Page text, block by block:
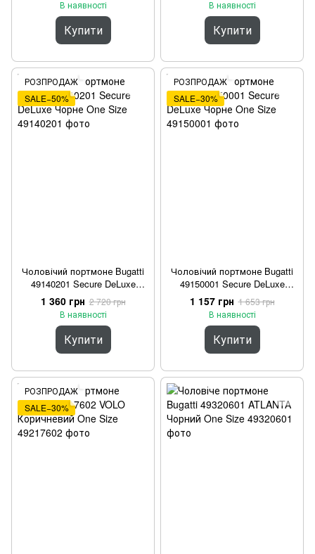
В наявності
Купити
В наявності
Купити
РОЗПРОДАЖ
SALE−50%
Чоловічий портмоне Bugatti
49140201 Secure DeLuxe
Чорне One Size
1 360 грн 2 720 грн
В наявності
Купити
РОЗПРОДАЖ
SALE−30%
Чоловічий портмоне Bugatti
49150001 Secure DeLuxe
Чорне One Size
1 157 грн 1 653 грн
В наявності
Купити
РОЗПРОДАЖ
SALE−30%